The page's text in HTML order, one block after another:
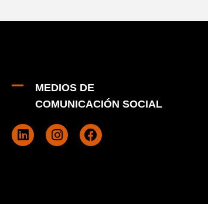
MEDIOS DE
COMUNICACIÓN SOCIAL